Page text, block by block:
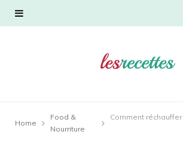
Home
Food &
Nourriture